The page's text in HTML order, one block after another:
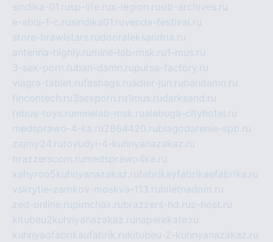
sindika-01.rusp-life.rux-legion.rusib-archives.ru
e-abis-1-c.rusindika01.ruvenda-festival.ru
store-brawlstars.rudooraleksandria.ru
antenna-highly.ru mine-lab-msk.ru1-mus.ru
3-sex-porn.ruban-damn.rupurse-factory.ru
viagra-tablet.rufasbags.ruadler-jun.rubandamn.ru
fincontech.ru3sexporn.ru1mus.rudarksand.ru
rebus-toys.ru minelab-msk.rualabuga-cityhotel.ru
medsprawo-4-ka.ru2864420.rublagodarenie-spb.ru
zajmy24.rutovudyi-4-kuhnyanazakaz.ru
brazzerscom.ru medsprawo4ka.ru
xehyroo5kuhnyanazakaz.rufabrikayfabrikaefabrika.ru
vskrytie-zamkov-moskva-113.rubiletnadom.ru
zed-online.rupimchax.rubrazzers-hd.ruz-host.ru
kitubeu2kuhnyanazakaz.ru naperekate.ru
kuhnyaofabrikaufabrik.rukitubeu-2-kuhnyanazakaz.ru